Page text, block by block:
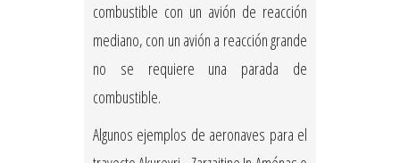
combustible con un avión de reacción
mediano, con un avión a reacción grande
no se requiere una parada de
combustible.
Algunos ejemplos de aeronaves para el